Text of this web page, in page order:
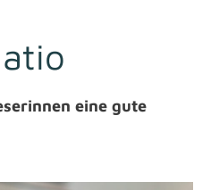
eine gute